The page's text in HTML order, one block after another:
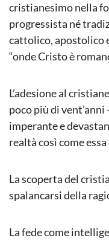
cristianesimo nella
progressista né
cattolico, apostolico
“onde Cristo è
L’adesione al
poco più di
imperante e
realtà così come essa
La scoperta del
spalancarsi della
La fede come